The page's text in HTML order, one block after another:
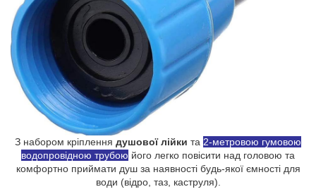
З набором кріплення душової лійки та 2-метровою гумовою
водопровідною трубою його легко повісити над головою та
комфортно приймати душ за наявності будь-якої ємності для
води (відро, таз, каструля).